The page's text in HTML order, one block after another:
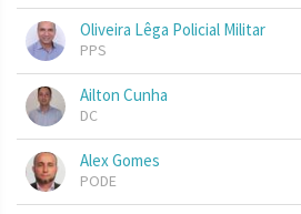
Oliveira Lêga Policial Militar
PPS
Ailton Cunha
DC
Alex Gomes
PODE